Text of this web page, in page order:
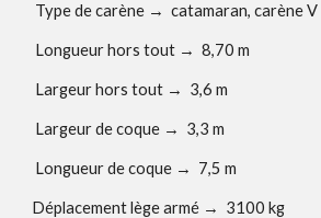
Type de carène → catamaran, carène V
Longueur hors tout →8,70m
Largeur hors tout → 3,6 m
Largeur de coque → 3,3 m
Longueur de coque → 7,5 m
Déplacement lège armé → 3100 kg